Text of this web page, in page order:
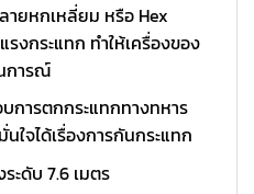
ายหกเหลี่ยม หรือ Hex
งกระแทก ทำให้เครื่องของ
การณ์
การตกกระแทกทางทหาร
นใจได้เรื่องการกันกระแทก
ะดับ 7.6 เมตร